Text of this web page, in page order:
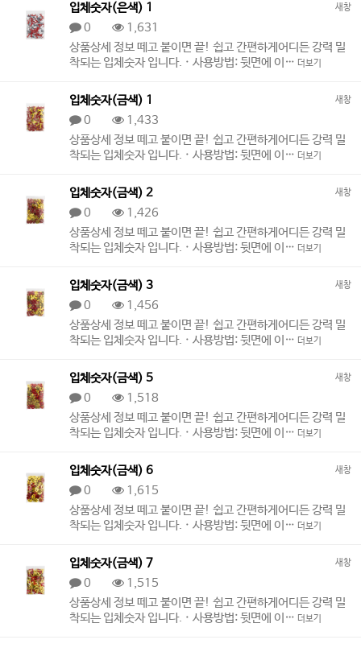
새창
입체숫자(은색) 1
0
1,631
상품상세 정보 떼고 붙이면 끝! 쉽고 간편하게어디든 강력 밀
착되는 입체숫자 입니다. · 사용방법: 뒷면에 이… 더보기
새창
입체숫자(금색) 1
0
1,433
상품상세 정보 떼고 붙이면 끝! 쉽고 간편하게어디든 강력 밀
착되는 입체숫자 입니다. · 사용방법: 뒷면에 이… 더보기
새창
입체숫자(금색) 2
0
1,426
상품상세 정보 떼고 붙이면 끝! 쉽고 간편하게어디든 강력 밀
착되는 입체숫자 입니다. · 사용방법: 뒷면에 이… 더보기
새창
입체숫자(금색) 3
0
1,456
상품상세 정보 떼고 붙이면 끝! 쉽고 간편하게어디든 강력 밀
착되는 입체숫자 입니다. · 사용방법: 뒷면에 이… 더보기
새창
입체숫자(금색) 5
0
1,518
상품상세 정보 떼고 붙이면 끝! 쉽고 간편하게어디든 강력 밀
착되는 입체숫자 입니다. · 사용방법: 뒷면에 이… 더보기
새창
입체숫자(금색) 6
0
1,615
상품상세 정보 떼고 붙이면 끝! 쉽고 간편하게어디든 강력 밀
착되는 입체숫자 입니다. · 사용방법: 뒷면에 이… 더보기
새창
입체숫자(금색) 7
0
1,515
상품상세 정보 떼고 붙이면 끝! 쉽고 간편하게어디든 강력 밀
착되는 입체숫자 입니다. · 사용방법: 뒷면에 이… 더보기